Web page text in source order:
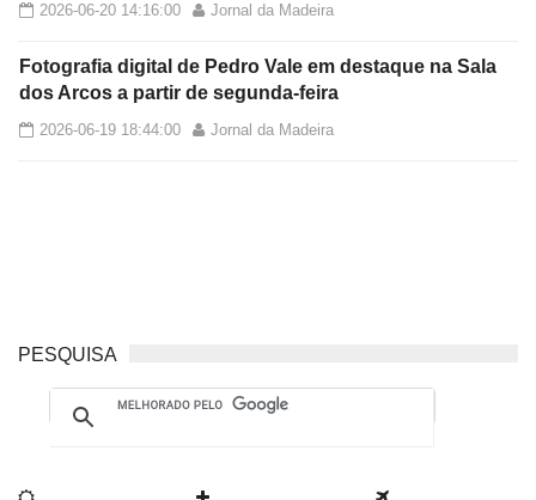
2026-06-20 14:16:00 Jornal da Madeira
Fotografia digital de Pedro Vale em destaque na Sala
dos Arcos a partir de segunda-feira
2026-06-19 18:44:00 Jornal da Madeira
PESQUISA